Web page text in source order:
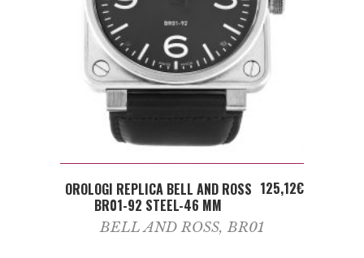
ADD TO CART
OROLOGI REPLICA BELL AND ROSS
BR01-92 STEEL-46 MM
125,12€
BELL AND ROSS,BR01